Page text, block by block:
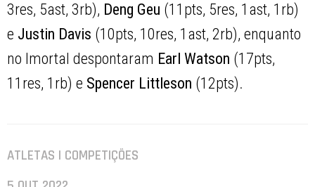
3res, 5ast, 3rb), Deng Geu (11pts, 5res, 1ast, 1rb)
e Justin Davis (10pts, 10res, 1ast, 2rb), enquanto
no Imortal despontaram Earl Watson (17pts,
11res, 1rb) e Spencer Littleson (12pts).
ATLETAS | COMPETIÇÕES